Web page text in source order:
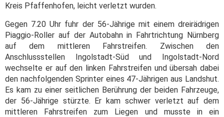
Kreis Pfaffenhofen, leicht verletzt wurden.
Gegen 7.20 Uhr fuhr der 56-Jährige mit einem dreirädrigen
Piaggio-Roller auf der Autobahn in Fahrtrichtung Nürnberg
auf dem mittleren Fahrstreifen. Zwischen den
Anschlussstellen Ingolstadt-Süd und Ingolstadt-Nord
wechselte er auf den linken Fahrstreifen und übersah dabei
den nachfolgenden Sprinter eines 47-Jährigen aus Landshut.
Es kam zu einer seitlichen Berührung der beiden Fahrzeuge,
der 56-Jährige stürzte. Er kam schwer verletzt auf dem
mittleren Fahrstreifen zum Liegen und musste in ein